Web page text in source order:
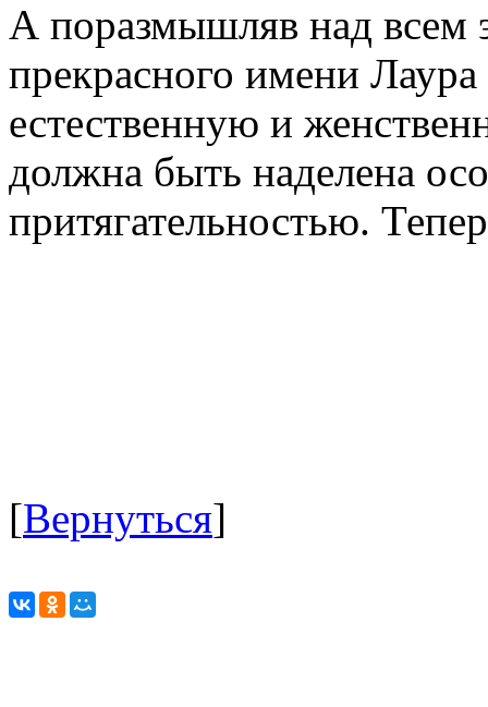
А поразмышляв над всем
прекрасного имени
естественную и
должна быть наделена
притягательностью.
[Вернуться]